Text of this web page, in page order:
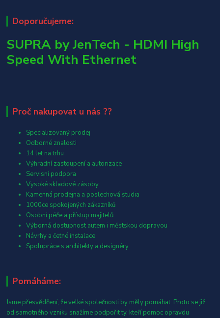
Doporučujeme:
SUPRA by JenTech - HDMI High
Speed With Ethernet
Proč nakupovat u nás ??
Specializovaný prodej
Odborné znalosti
14 let na trhu
Výhradní zastoupení a autorizace
Servisní podpora
Vysoké skladové zásoby
Kamenná prodejna a poslechová studia
1000ce spokojených zákazníků
Osobní péče a přístup majitelů
Výborná dostupnost autem i městskou dopravou
Návrhy a četné instalace
Spolupráce s architekty a designéry
Pomáháme:
Jsme přesvědčení, že velké společnosti by měly pomáhat. Proto se již
od samotného vzniku snažíme podpořit ty, kteří pomoc opravdu